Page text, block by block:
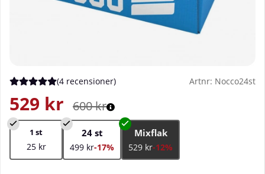
Medelbetyg 5 av 5 Antal betyg 4
(4 recensioner) Artnr: Nocco24st
600kr
529 kr
1 st
25 kr
24 st
499 kr-17%
Mixflak
529 kr-12%